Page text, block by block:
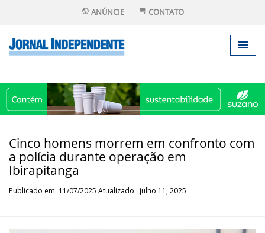
ANÚNCIE CONTATO
Cinco homens morrem em confronto com
a polícia durante operação em
Ibirapitanga
Publicado em: 11/07/2025 Atualizado:: julho 11, 2025